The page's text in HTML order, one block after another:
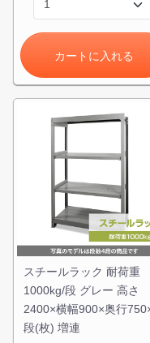
カートに入れる
スチールラック 耐荷重
1000kg/段 グレー 高さ
2400×横幅900×奥行
段(枚) 増連
たします！
1台でも大量導入でも
ます(安心保証付き)
お